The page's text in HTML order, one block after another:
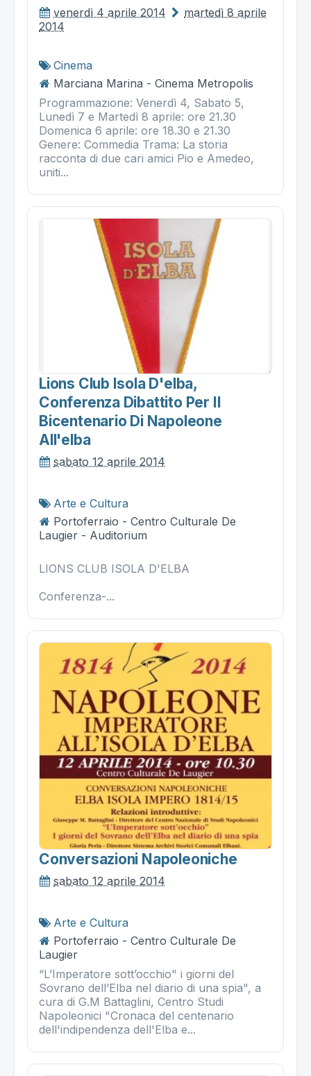
venerdì 4 aprile 2014
martedì 8 aprile
2014
Cinema
Marciana Marina - Cinema Metropolis
Programmazione: Venerdì 4, Sabato 5,
Lunedì 7 e Martedì 8 aprile: ore 21.30
Domenica 6 aprile: ore 18.30 e 21.30
Genere: Commedia Trama: La storia
racconta di due cari amici Pio e Amedeo,
uniti...
Lions Club Isola D'elba,
Conferenza Dibattito Per Il
Bicentenario Di Napoleone
All'elba
sabato 12 aprile 2014
Arte e Cultura
Portoferraio - Centro Culturale De
Laugier - Auditorium
LIONS CLUB ISOLA D'ELBA
Conferenza-...
Conversazioni Napoleoniche
sabato 12 aprile 2014
Arte e Cultura
Portoferraio - Centro Culturale De
Laugier
“L’Imperatore sott’occhio" i giorni del
Sovrano dell’Elba nel diario di una spia", a
cura di G.M Battaglini, Centro Studi
Napoleonici "Cronaca del centenario
dell'indipendenza dell'Elba e...